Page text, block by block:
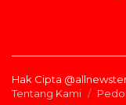
Hak Cipta
Tentang Kami